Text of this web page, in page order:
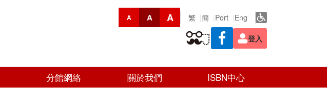
A A A 繁 簡 Port Eng
登入
分館網絡 關於我們 ISBN中心